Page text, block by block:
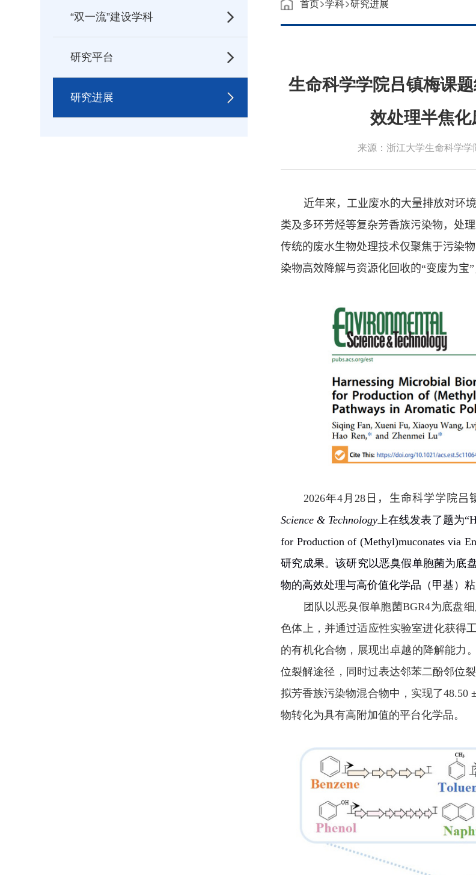
“双一流”建设学科
研究平台
研究进展
首页 学科 研究进展
生命科学学院吕镇梅课
效处理半焦
来源：浙江大学生命科学学
近年来，工业废水的大量排放对环
类及多环芳烃等复杂芳香族污染物，处
传统的废水生物处理技术仅聚焦于污染
染物高效降解与资源化回收的“变废为宝
2026年4月28 日， 生命科学学院吕
Science & Technology上在线发表了题为“
for Production of (Methyl)muconates via
研究成果。该研究以恶臭假单胞菌为底
物的高效处理与高价值化学品（甲基）粘
团队以恶臭假单胞菌BGR4为底盘
色体上，并通过适应性实验室进化获得
的有机化合物，展现出卓越的降解能力
位裂解途径，同时过表达邻苯二酚邻位
拟芳香族污染物混合物中，实现了48.50
物转化为具有高附加值的平台化学品。